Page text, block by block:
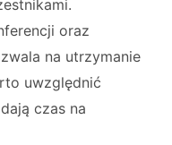
oraz
na utrzymanie
uwzględnić
czas na